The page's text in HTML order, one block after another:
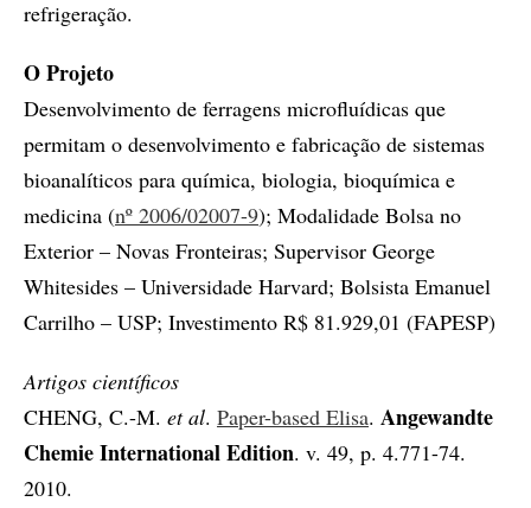
refrigeração.
O Projeto
Desenvolvimento de ferragens microfluídicas que
permitam o desenvolvimento e fabricação de sistemas
bioanalíticos para química, biologia, bioquímica e
medicina (nº 2006/02007-9); Modalidade Bolsa no
Exterior – Novas Fronteiras; Supervisor George
Whitesides – Universidade Harvard; Bolsista Emanuel
Carrilho – USP; Investimento R$ 81.929,01 (FAPESP)
Artigos científicos
CHENG, C.-M. et al. Paper-based Elisa. Angewandte
Chemie International Edition. v. 49, p. 4.771-74.
2010.